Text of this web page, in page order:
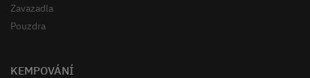
Zavazadla
Pouzdra
KEMPOVÁNÍ